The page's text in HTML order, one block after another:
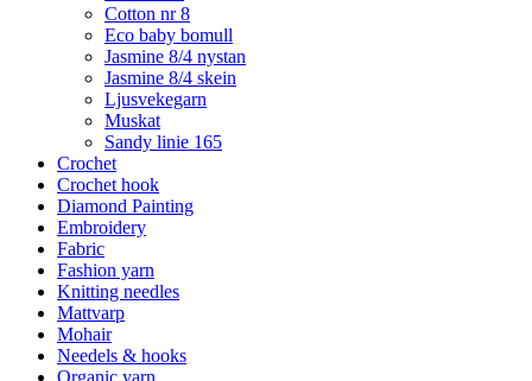
Cotton nr 8
Eco baby bomull
Jasmine 8/4 nystan
Jasmine 8/4 skein
Ljusvekegarn
Muskat
Sandy linie 165
Crochet
Crochet hook
Diamond Painting
Embroidery
Fabric
Fashion yarn
Knitting needles
Mattvarp
Mohair
Needels & hooks
Organic yarn